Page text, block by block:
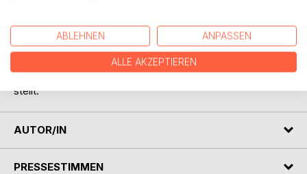
Abenteuer alleine bewältigen zu können, willigt sie spontan
ein, ihn versuchsweise als Reisepartner zu akzeptieren.
Ein Entschluss, der nicht nur ihre Reiseziele verändert,
sondern auch ihr bisheriges Lebenskonzept auf den Kopf
stellt.
AUTOR/IN
PRESSESTIMMEN
ABLEHNEN ANPASSEN
ALLE AKZEPTIEREN